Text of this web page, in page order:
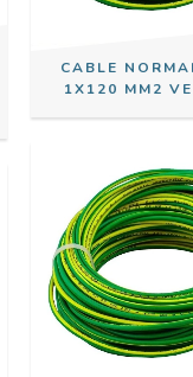
CABLE
1X120 MM2